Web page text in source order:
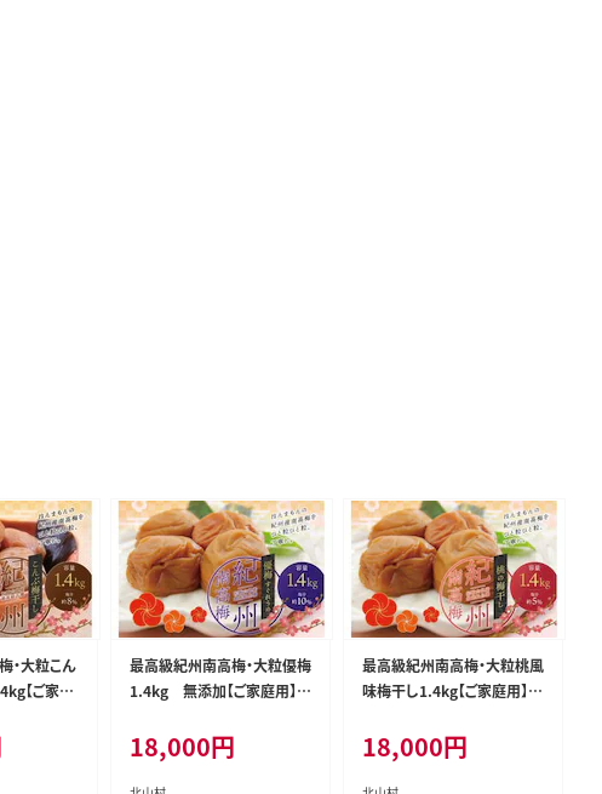
・大粒こん
【ご家庭
最高級紀州南高梅・大粒優梅
1.4kg 無添加【ご家庭用】【i
18,000円
最高級紀州南高梅・大粒桃風
味梅干し1.4kg【ご家庭用】【i
18,000円